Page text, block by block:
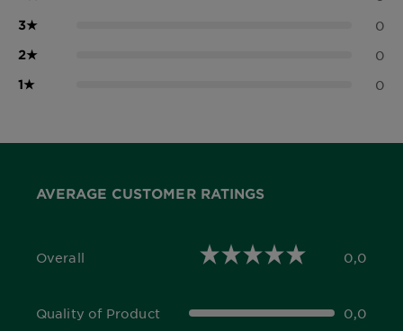
3★ 0
2★ 0
1★ 0
AVERAGE CUSTOMER RATINGS
Overall
0,0 out of 5 stars 0,0
Quality of Product
0,0 out of 5 stars 0,0